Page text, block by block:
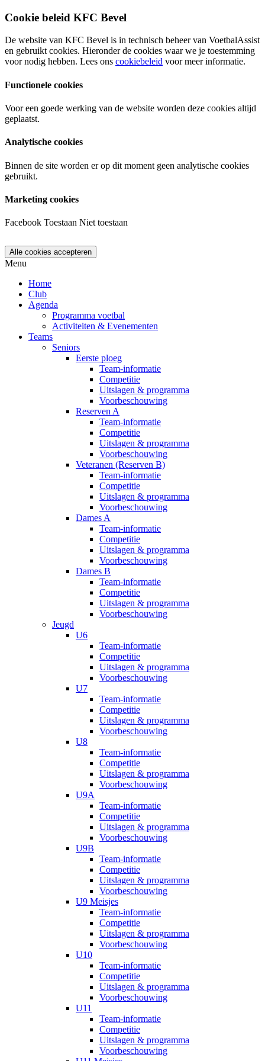
Cookie beleid KFC Bevel
De website van KFC Bevel is in technisch beheer van VoetbalAssist
en gebruikt cookies. Hieronder de cookies waar we je toestemming
voor nodig hebben. Lees ons cookiebeleid voor meer informatie.
Functionele cookies
Voor een goede werking van de website worden deze cookies altijd
geplaatst.
Analytische cookies
Binnen de site worden er op dit moment geen analytische cookies
gebruikt.
Marketing cookies
Facebook Toestaan Niet toestaan
Menu
Home
Club
Agenda
Programma voetbal
Activiteiten & Evenementen
Teams
Seniors
Eerste ploeg
Team-informatie
Competitie
Uitslagen & programma
Voorbeschouwing
Reserven A
Team-informatie
Competitie
Uitslagen & programma
Voorbeschouwing
Veteranen (Reserven B)
Team-informatie
Competitie
Uitslagen & programma
Voorbeschouwing
Dames A
Team-informatie
Competitie
Uitslagen & programma
Voorbeschouwing
Dames B
Team-informatie
Competitie
Uitslagen & programma
Voorbeschouwing
Jeugd
U6
Team-informatie
Competitie
Uitslagen & programma
Voorbeschouwing
U7
Team-informatie
Competitie
Uitslagen & programma
Voorbeschouwing
U8
Team-informatie
Competitie
Uitslagen & programma
Voorbeschouwing
U9A
Team-informatie
Competitie
Uitslagen & programma
Voorbeschouwing
U9B
Team-informatie
Competitie
Uitslagen & programma
Voorbeschouwing
U9 Meisjes
Team-informatie
Competitie
Uitslagen & programma
Voorbeschouwing
U10
Team-informatie
Competitie
Uitslagen & programma
Voorbeschouwing
U11
Team-informatie
Competitie
Uitslagen & programma
Voorbeschouwing